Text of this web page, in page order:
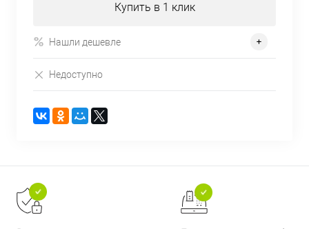
Купить в 1 клик
Нашли дешевле
Недоступно